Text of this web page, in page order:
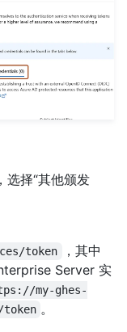
选择“其他颁发
token ，其中
Server 实
my-ghes-
token 。